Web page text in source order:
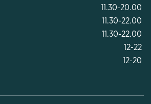
11.30-20.00
11.30-22.00
11.30-22.00
12-22
12-20